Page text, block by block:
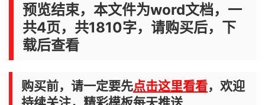
预览结束，本文件为word文档，一
共4页，共1810字，请购买后，下
载后查看
购买前，请一定要先点击这里看看，欢迎